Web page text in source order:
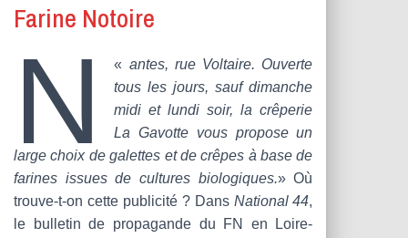
Farine Notoire
«
N
antes, rue Voltaire. Ouverte
tous les jours, sauf dimanche
midi et lundi soir, la crêperie
La Gavotte vous propose un
large choix de galettes et de crêpes à base de
farines issues de cultures biologiques.» Où
trouve-t-on cette publicité ? Dans National 44,
le bulletin de propagande du FN en Loire-